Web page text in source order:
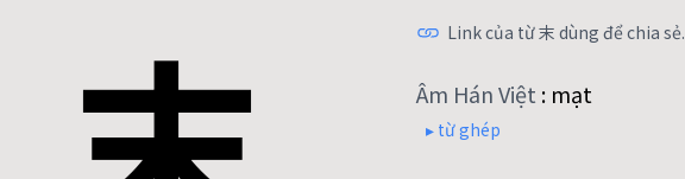
Link của từ 末 dùng để chia sẻ.
Âm Hán Việt : mạt
▸ từ ghép